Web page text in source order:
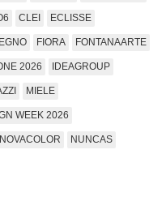
CLEI ECLISSE
FIORA FONTANAARTE
2026 IDEAGROUP
MIELE
WEEK 2026
NOVACOLOR NUNCAS